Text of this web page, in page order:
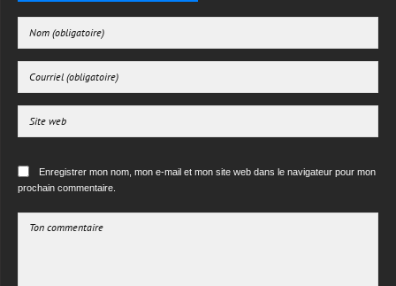
Enregistrer mon nom, mon e-mail et mon site web dans le navigateur pour mon
prochain commentaire.